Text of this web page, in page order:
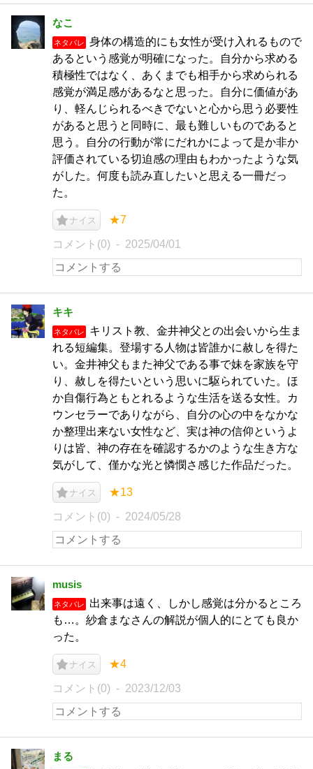
なこ
ネタバレ
身体の構造的にも女性が受け入れるもので
あるという感覚が明確になった。自分から求める
積極性ではなく、あくまでも相手から求められる
感覚が満足感があるなと思った。自分に価値があ
り、軽んじられるべきでないと心から思う必要性
があると思うと同時に、最も難しいものであると
思う。自分の行動が常にだれかによって是か非か
評価されている切迫感の理由もわかったような気
がした。何度も読み直したいと思える一冊だっ
た。
ナイス ★7
コメント(0) 2025/04/01
キキ
ネタバレ
キリスト教、金井神父との出会いから生ま
れる短編集。登場する人物は皆誰かに赦しを得た
い。金井神父もまた神父である事で妹を家族を守
り、赦しを得たいという思いに駆られていた。ほ
か自傷行為ともとれるような生活を送る女性。カ
ウンセラーでありながら、自分の心の中をなかな
か整理出来ない女性など、実は神の信仰というよ
りは皆、神の存在を確認するかのような生き方な
気がして、僅かな光と憐憫さ感じた作品だった。
ナイス ★13
コメント(0) 2024/05/28
musis
ネタバレ
出来事は遠く、しかし感覚は分かるところ
も…。紗倉まなさんの解説が個人的にとても良か
った。
ナイス ★4
コメント(0) 2023/12/03
まる